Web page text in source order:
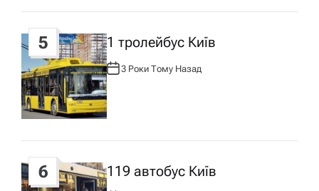
5 1 тролейбус Київ
А
В
Т
О
Р
:
3 Роки Тому Назад
6 119 автобус Київ